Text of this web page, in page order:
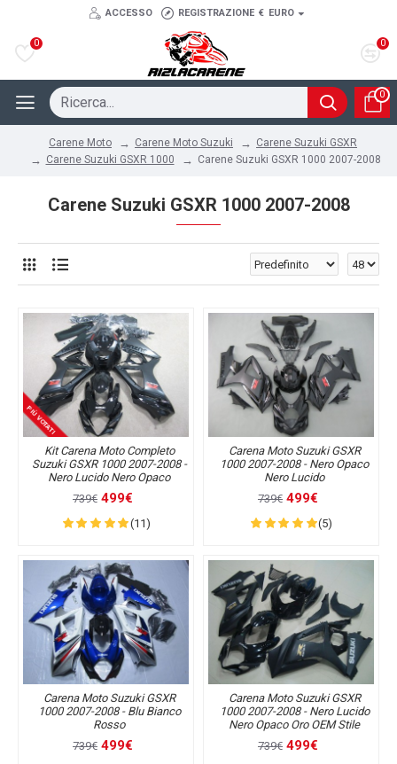
ACCESSO REGISTRAZIONE € EURO
0 0
0
Carene Moto Carene Moto Suzuki
Carene Suzuki GSXR
Carene Suzuki GSXR 1000
Carene Suzuki GSXR 1000 2007-2008
Carene Suzuki GSXR 1000 2007-2008
PIÙ VOTATI
Kit Carena Moto Completo
Suzuki GSXR 1000 2007-2008 -
Nero Lucido Nero Opaco
739€ 499€
(11)
Carena Moto Suzuki GSXR
1000 2007-2008 - Nero Opaco
Nero Lucido
739€ 499€
(5)
Carena Moto Suzuki GSXR
1000 2007-2008 - Blu Bianco
Rosso
739€ 499€
Carena Moto Suzuki GSXR
1000 2007-2008 - Nero Lucido
Nero Opaco Oro OEM Stile
739€ 499€